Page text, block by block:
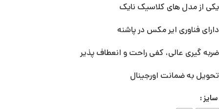
یکی از مدل های کلاسیک نایک
دارای فناوری ایر مکس در پاشنه
ضربه گیری عالی، کفی راحت و انعطاف پذیر
تحویل به ضمانت اورجینال
سایز